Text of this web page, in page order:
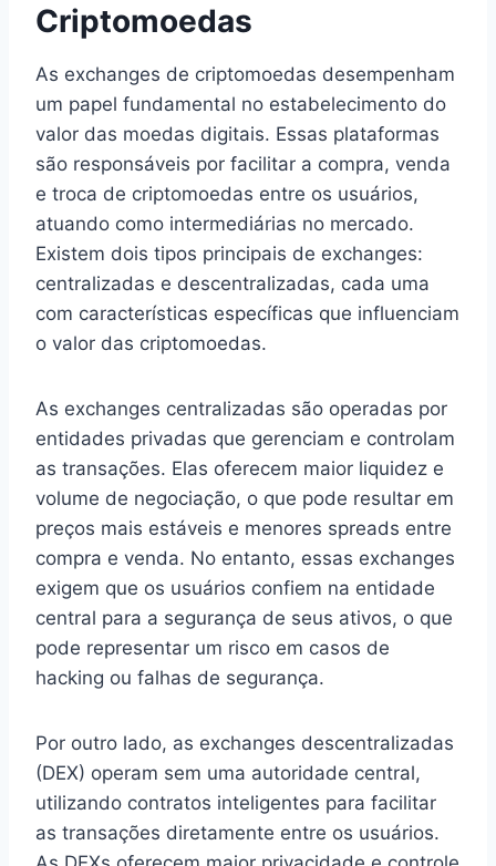
Criptomoedas
As exchanges de criptomoedas desempenham
um papel fundamental no estabelecimento do
valor das moedas digitais. Essas plataformas
são responsáveis por facilitar a compra, venda
e troca de criptomoedas entre os usuários,
atuando como intermediárias no mercado.
Existem dois tipos principais de exchanges:
centralizadas e descentralizadas, cada uma
com características específicas que influenciam
o valor das criptomoedas.
As exchanges centralizadas são operadas por
entidades privadas que gerenciam e controlam
as transações. Elas oferecem maior liquidez e
volume de negociação, o que pode resultar em
preços mais estáveis e menores spreads entre
compra e venda. No entanto, essas exchanges
exigem que os usuários confiem na entidade
central para a segurança de seus ativos, o que
pode representar um risco em casos de
hacking ou falhas de segurança.
Por outro lado, as exchanges descentralizadas
(DEX) operam sem uma autoridade central,
utilizando contratos inteligentes para facilitar
as transações diretamente entre os usuários.